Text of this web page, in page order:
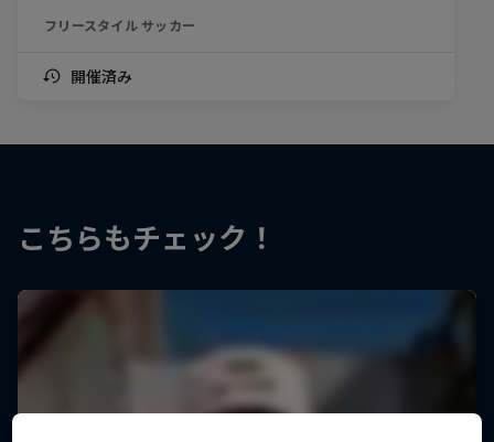
フリースタイル サッカー
開催済み
こちらもチェック！